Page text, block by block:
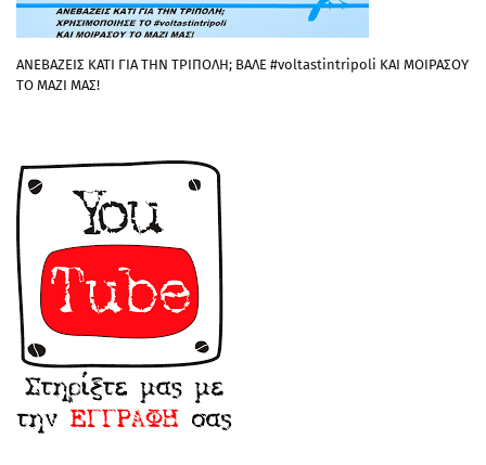
ΑΝΕΒΑΖΕΙΣ ΚΑΤΙ ΓΙΑ ΤΗΝ ΤΡΙΠΟΛΗ; ΒΑΛΕ #voltastintripoli ΚΑΙ ΜΟΙΡΑΣΟΥ
ΤΟ ΜΑΖΙ ΜΑΣ!